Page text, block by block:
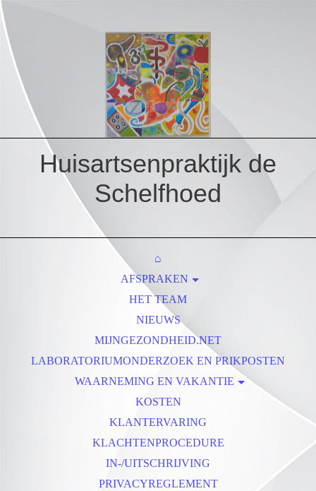
Huisartsenpraktijk de
Schelfhoed
⌂
AFSPRAKEN
HUISREGELS
AFSPRAKEN AFZEGGEN
HET TEAM
NIEUWS
MIJNGEZONDHEID.NET
LABORATORIUMONDERZOEK EN PRIKPOSTEN
WAARNEMING EN VAKANTIE
VAKANTIE
KOSTEN
KLANTERVARING
KLACHTENPROCEDURE
IN-/UITSCHRIJVING
PRIVACYREGLEMENT